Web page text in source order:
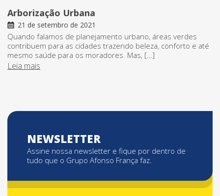
Arborização Urbana
21 de setembro de 2021
Quando falamos de planejamento urbano, áreas verdes
contribuem para as cidades trazendo beleza, conforto e até
mesmo saúde para os moradores. Mas, […]
Leia mais
NEWSLETTER
Assine nossa newsletter e fique por dentro de
tudo que o Grupo Afonso França faz.